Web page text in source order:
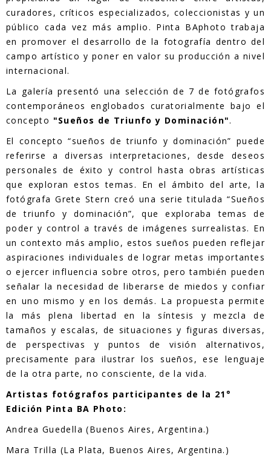
curadores, críticos especializados, coleccionistas y un
público cada vez más amplio. Pinta BAphoto trabaja
en promover el desarrollo de la fotografía dentro del
campo artístico y poner en valor su producción a nivel
internacional.
La galería presentó una selección de 7 de fotógrafos
contemporáneos englobados curatorialmente bajo el
concepto "Sueños de Triunfo y Dominación".
El concepto “sueños de triunfo y dominación” puede
referirse a diversas interpretaciones, desde deseos
personales de éxito y control hasta obras artísticas
que exploran estos temas. En el ámbito del arte, la
fotógrafa Grete Stern creó una serie titulada “Sueños
de triunfo y dominación”, que exploraba temas de
poder y control a través de imágenes surrealistas. En
un contexto más amplio, estos sueños pueden reflejar
aspiraciones individuales de lograr metas importantes
o ejercer influencia sobre otros, pero también pueden
señalar la necesidad de liberarse de miedos y confiar
en uno mismo y en los demás. La propuesta permite
la más plena libertad en la síntesis y mezcla de
tamaños y escalas, de situaciones y figuras diversas,
de perspectivas y puntos de visión alternativos,
precisamente para ilustrar los sueños, ese lenguaje
de la otra parte, no consciente, de la vida.
Artistas fotógrafos participantes de la 21°
Edición Pinta BA Photo:
Andrea Guedella (Buenos Aires, Argentina.)
Mara Trilla (La Plata, Buenos Aires, Argentina.)